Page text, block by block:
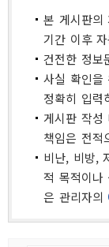
본 게시판의
기간 이후
건전한 정보
사실 확인을
정확히 입력
게시판 작성
책임은 전적
비난, 비방,
적 목적이나
은 관리자의